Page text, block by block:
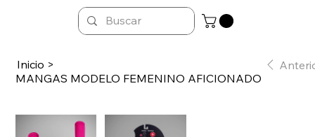
Inicio >
MANGAS MODELO FEMENINO AFICIONADO